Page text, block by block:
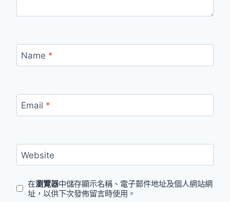
Name *
Email *
Website
在瀏覽器中儲存顯示名稱、電子郵件地址及個人網站網
址，以供下次發佈留言時使用。